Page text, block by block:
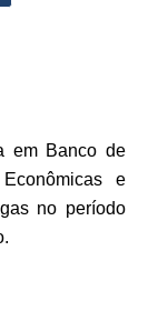
em Banco de
e
no período